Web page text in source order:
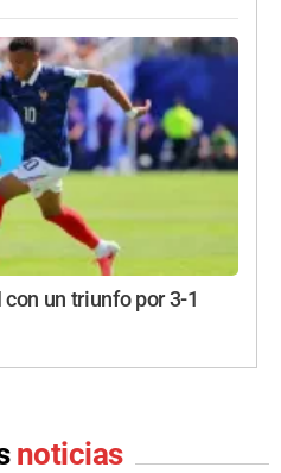
un triunfo por 3-1
noticias